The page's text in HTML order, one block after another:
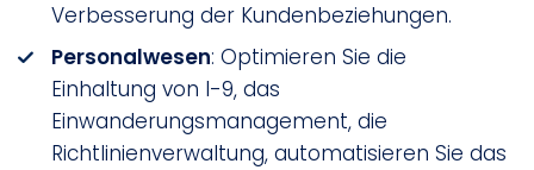
Verbesserung der Kundenbeziehungen.
Personalwesen: Optimieren Sie die
Einhaltung von I-9, das
Einwanderungsmanagement, die
Richtlinienverwaltung, automatisieren Sie das